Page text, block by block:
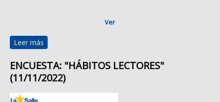
Ver
Leer más
(12/12/2022)
ENCUESTA: "HÁBITOS LECTORES"
(11/11/2022)